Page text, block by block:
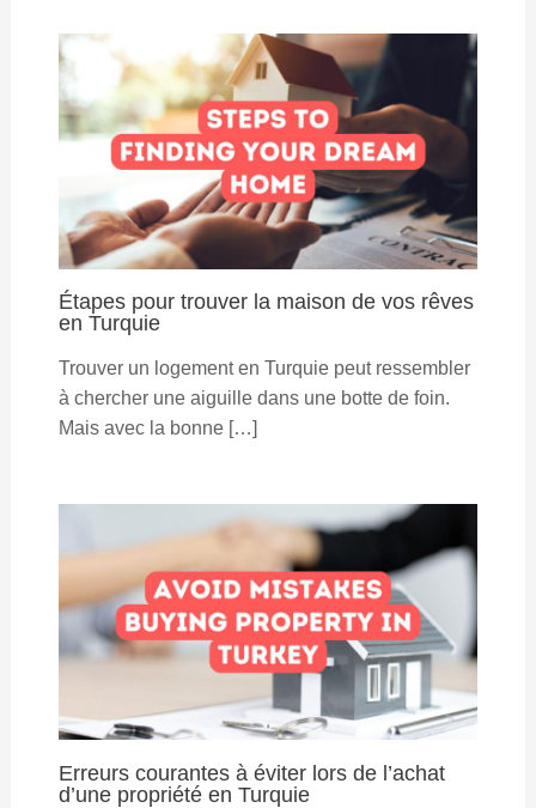
Étapes pour trouver la maison de vos rêves
en Turquie
Trouver un logement en Turquie peut ressembler
à chercher une aiguille dans une botte de foin.
Mais avec la bonne […]
Erreurs courantes à éviter lors de l’achat
d’une propriété en Turquie